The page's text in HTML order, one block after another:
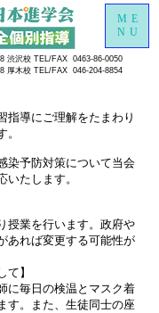
ME
NU
渋沢校 TEL/FAX 0463-86-0050
厚木校 TEL/FAX 046-204-8854
指導にご理解をたまわり
染予防対策について当会
いたします。
授業を行います。政府や
あれば変更する可能性が
て】
に毎日の検温とマスク着
す。また、生徒同士の座